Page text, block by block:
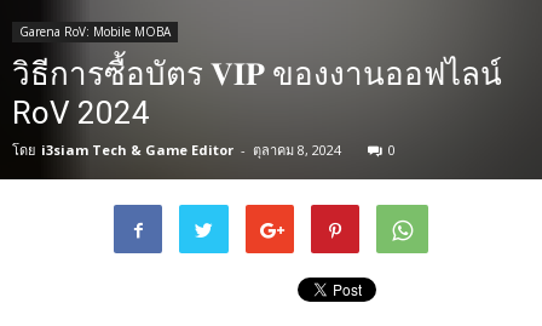
Garena RoV: Mobile MOBA
วิธีการซื้อบัตร 𝐕𝐈𝐏 ของงานออฟไลน์
RoV 2024
โดย i3siam Tech & Game Editor - ตุลาคม 8, 2024 0